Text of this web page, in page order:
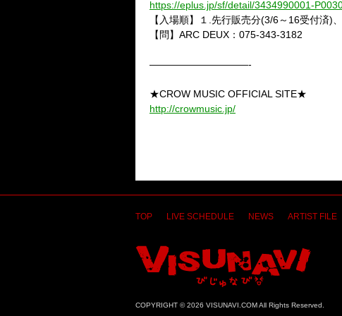
https://eplus.jp/sf/detail/3434990001-
【入場順】１.先行販売分(3/6～16受付済
【問】ARC DEUX：075-343-3182
——————————-
★CROW MUSIC OFFICIAL SITE★
http://crowmusic.jp/
TOP LIVE SCHEDULE NEWS ARTIST FILE
COPYRIGHT © 2026 VISUNAVI.COM All Rights Reserved.